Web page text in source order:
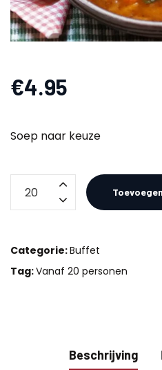
€4.95
Soep naar keuze
Voorgerecht
Categorie:Buffet
Tag:Vanaf 20 personen
Beschrijving